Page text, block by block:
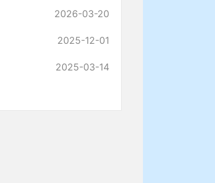
2026-03-20
2025-12-01
2025-03-14